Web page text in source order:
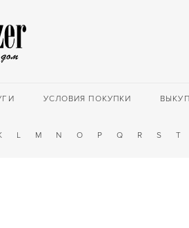
УСЛОВИЯ ПОКУПКИ ВЫКУП
L M N O P Q R S T